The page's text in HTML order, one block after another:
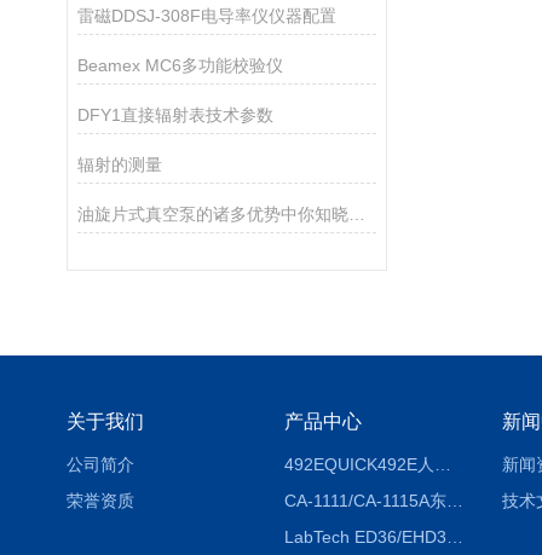
雷磁DDSJ-308F电导率仪仪器配置
Beamex MC6多功能校验仪
DFY1直接辐射表技术参数
辐射的测量
油旋片式真空泵的诸多优势中你知晓多少呢？
关于我们
公司简介
荣誉资质
产品中心
CA-1111/CA-1115A东京理化EYELA CA-1111/CA-1115A冷却水循环装置
新
新闻
技术